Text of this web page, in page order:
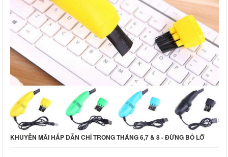
KHUYỄN MÃI HẤP DẪN CHỈ TRONG THÁNG 6,7 & 8 - ĐỪNG BỎ LỠ